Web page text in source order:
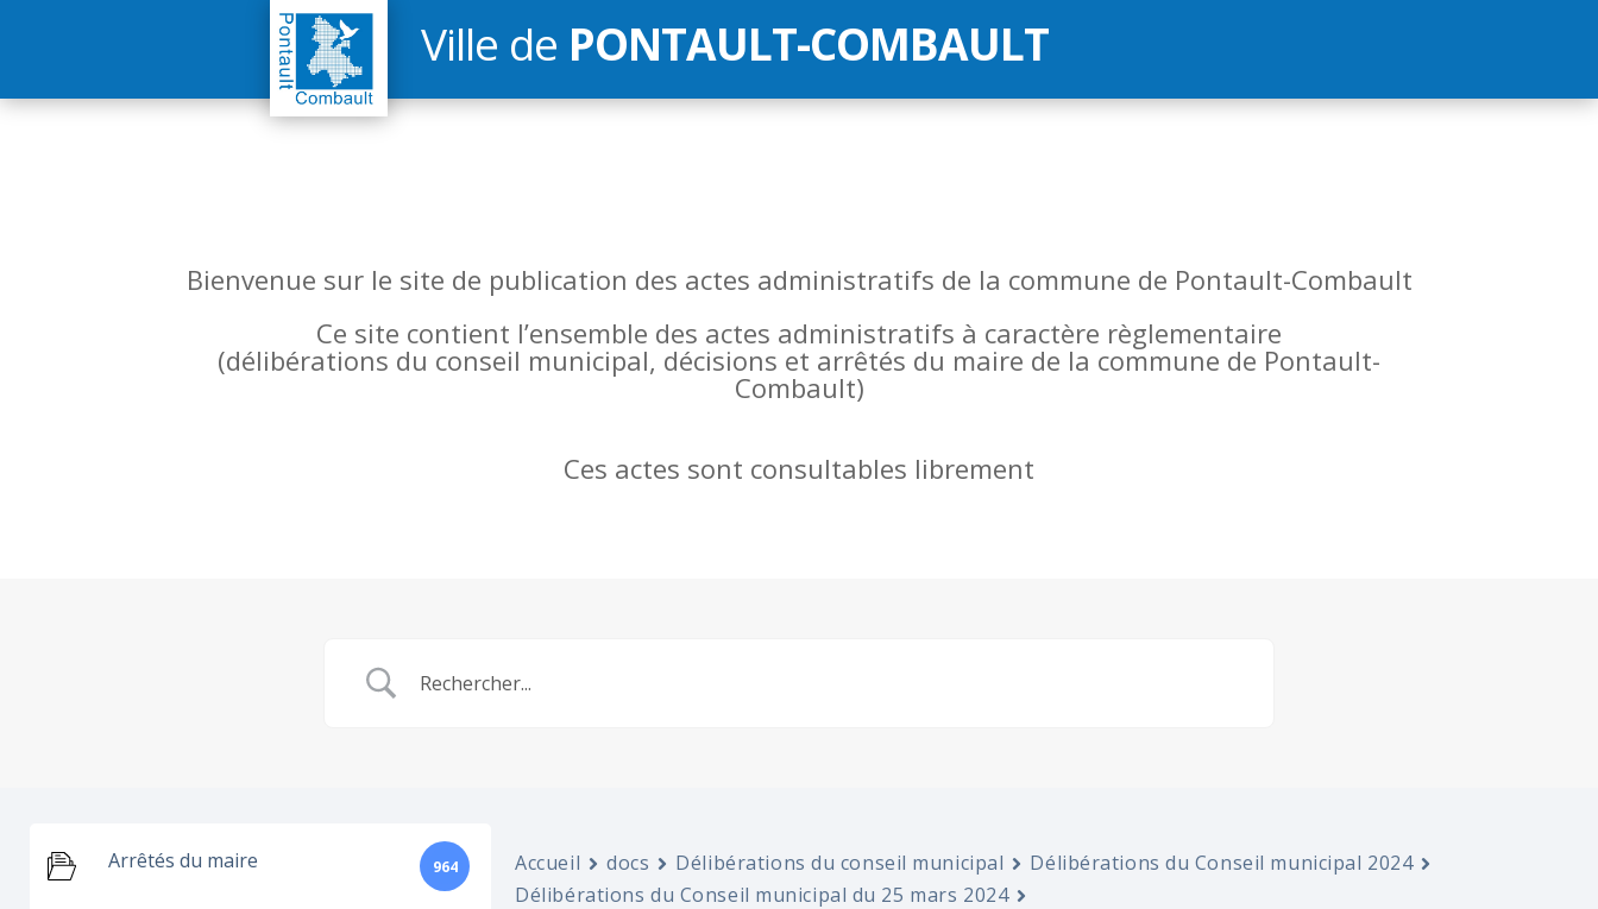
Ville de PONTAULT-COMBAULT
Bienvenue sur le site de publication des actes administratifs de la commune de Pontault-Combault
Ce site contient l’ensemble des actes administratifs à caractère règlementaire
(délibérations du conseil municipal, décisions et arrêtés du maire de la commune de Pontault-
Combault)
Ces actes sont consultables librement
Arrêtés du maire 964 Accueil docs Délibérations du conseil municipal
Délibérations du Conseil municipal 2024
Délibérations du Conseil municipal du 25 mars 2024